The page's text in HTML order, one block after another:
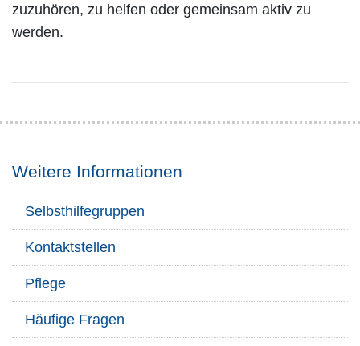
zuzuhören, zu helfen oder gemeinsam aktiv zu
werden.
Weitere Informationen
Selbsthilfegruppen
Kontaktstellen
Pflege
Häufige Fragen